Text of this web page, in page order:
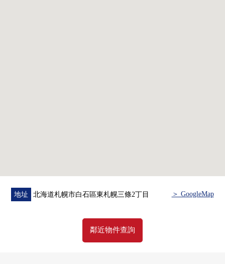
地址 北海道札幌市白石區東札幌三條2丁目 ＞ GoogleMap
鄰近物件查詢